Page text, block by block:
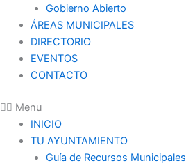
Gobierno Abierto
ÁREAS MUNICIPALES
DIRECTORIO
EVENTOS
CONTACTO
Menu
INICIO
TU AYUNTAMIENTO
Guía de Recursos Municipales